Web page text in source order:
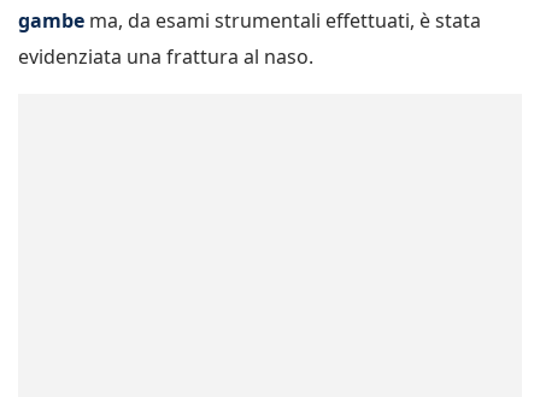
gambe ma, da esami strumentali effettuati, è stata
evidenziata una frattura al naso.